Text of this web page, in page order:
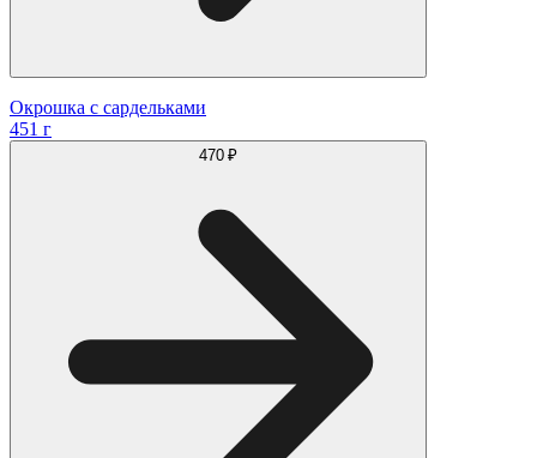
Окрошка с сардельками
451 г
470 ₽